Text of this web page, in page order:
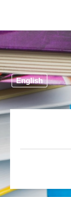
English